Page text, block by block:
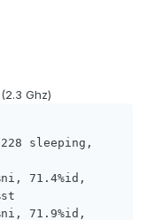
Ghz)
sleeping,
71.4%id,
71.9%id,